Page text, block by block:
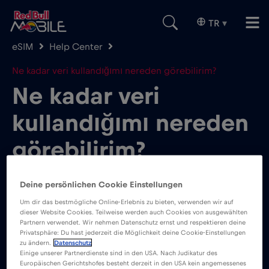
TR ▾
eSIM Help Center
Ne kadar veri kullandığımı nereden görebilirim?
Ne kadar veri
kullandığımı nereden
görebilirim?
Red Bull MOBILE Data uygulamanızı açın.
Deine persönlichen Cookie Einstellungen
Um dir das bestmögliche Online-Erlebnis zu bieten, verwenden wir auf
dieser Website Cookies. Teilweise werden auch Cookies von ausgewählten
Partnern verwendet. Wir nehmen Datenschutz ernst und respektieren deine
Privatsphäre: Du hast jederzeit die Möglichkeit deine Cookie-Einstellungen
zu ändern.
Datenschutz
Einige unserer Partnerdienste sind in den USA. Nach Judikatur des
Europäischen Gerichtshofes besteht derzeit in den USA kein angemessenes